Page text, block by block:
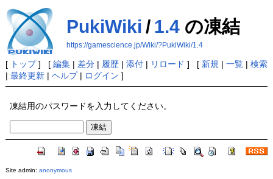
PukiWiki / 1.4の凍結
https://gamescience.jp/Wiki/?PukiWiki/1.4
[ トップ] [ 編集| 差分| 履歴| 添付| リロード ] [ 新規 | 一覧| 検索
| 最終更新| ヘルプ| ログイン ]
凍結用のパスワードを入力してください。
Site admin: anonymous